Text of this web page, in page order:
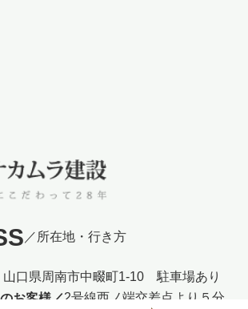
／所在地・行き方
口県周南市中畷町1-10 駐車場あり
お客様／2号線西ノ端交差点より５分